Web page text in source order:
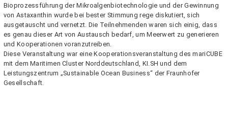
Bioprozessführung der Mikroalgenbiotechnologie und der Gewinnung
von Astaxanthin wurde bei bester Stimmung rege diskutiert, sich
ausgetauscht und vernetzt. Die Teilnehmenden waren sich einig, dass
es genau dieser Art von Austausch bedarf, um Meerwert zu generieren
und Kooperationen voranzutreiben.
Diese Veranstaltung war eine Kooperationsveranstaltung des mariCUBE
mit dem Maritimen Cluster Norddeutschland, KI.SH und dem
Leistungszentrum „Sustainable Ocean Business“ der Fraunhofer
Gesellschaft.